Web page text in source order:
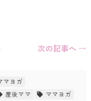
次の記事へ →
マヨガ
産後ママ
ママヨガ